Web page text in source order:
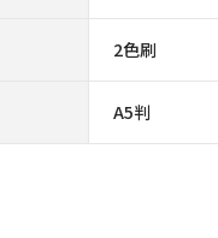
2色刷
A5判